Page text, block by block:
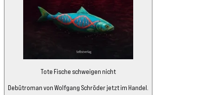
Tote Fische schweigen nicht
Debütroman von Wolfgang Schröder jetzt im Handel.